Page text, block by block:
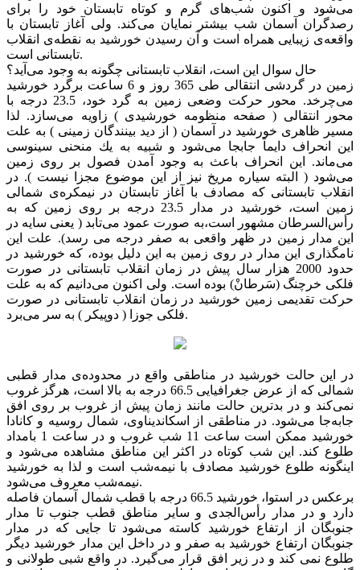
می‌شود و اكنون شب‌های گرم و كوتاه تابستان خود را برای
رصدگران آسمان شب بیشتر نمایان می‌کند. ولی آغاز تابستان با
واقعه‌ی زیبایی همراه است و آن رسیدن خورشید به نقطه‌ی انقلاب
تابستانی است.
حال سوال این است، انقلاب تابستانی چگونه به وجود می‌آید؟
زمین در گردشی انتقالی طی 365 روز و 6 ساعت برگرد خورشید
می‌چرخد. محور حركت وضعی زمین به گرد خود، 23.5 درجه با
محور انتقالی ( صفحه منظومه خورشیدی ) زاویه می‌سازد. لذا
مسیر ظاهری خورشید در آسمان ( از دید بینندگان زمینی ) به علت
این انحراف دایماً جابجا می‌شود و شبیه به یك منحنی سینوسی
می‌ماند. این انحراف باعث به وجود ‌آمدن فصول بر روی زمین
می‌شود ( البته سیاره مریخ نیز از این موضوع مجزا نیست ). در
انقلاب تابستانی كه مصادف با آغاز تابستان در نیمكره‌ی شمالی
زمین است، خورشید در مدار 23.5 درجه بر روی زمین كه به
رأس‌السرطان مشهور است،به صورت عمود می‌تابد ( یعنی سایه در
این مدار زمین در ظهر واقعی به صفر درجه می رسد). علت این
نامگذاری این مدار در روی زمین به این دلیل بوده، كه خورشید در
حدود 2000 هزار سال پیش در زمان انقلاب تابستانی در صورت
فلكی خرچنگ (سَرطانْ) بوده است. ولی اكنون می‌دانیم كه به علت
حركت تقدیمی زمین خورشید در زمان انقلاب تابستانی در صورت
فلكی جوزا ( دوپیکر ) به سر می‌برد.
در این حالت خورشید در مناطقی واقع در محدوده‌ی مدار قطبی
شمالی كه از عرض جغرافیایی 66.5 درجه به بالا است، هرگز غروب
نمی‌كند و در بدترین حالت مانند زمان پیش از غروب بر روی افق
جابه‌جا می‌شود. در مناطقی از اسكاندیناوی، شمال روسیه و كانادا
خورشید ممكن است ساعت 11 شب غروب و در ساعت 1 بامداد
طلوع كند. این شب كوتاه در اكثر این مناطق مشاهده می‌شود و
اینگونه طلوع خورشید مصادف با نیمه‌شب است و لذا به خورشید
نیمه‌‌شب معروف می‌شود.
برعكس در استوا، خورشید 66.5 درجه با قطب شمال آسمان فاصله
دارد و در مدار رأس‌الجدی و سایر مناطق قطب جنوب تا مدار
جنوبگان از ارتفاع خورشید كاسته می‌شود تا جایی كه در مدار
جنوبگان ارتفاع خورشید به صفر و در داخل این مدار خورشید دیگر
طلوع نمی کند و در زیر افق قرار می‌گیرد. در واقع شبی طولانی و